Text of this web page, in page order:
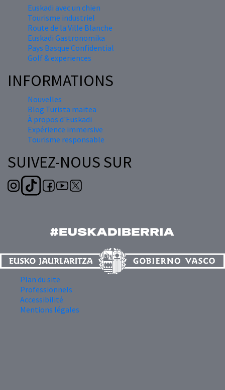
Euskadi avec un chien
Tourisme industriel
Route de la Ville Blanche
Euskadi Gastronomika
Pays Basque Confidential
Golf & experiences
INFORMATIONS
Nouvelles
Blog Turista maitea
À propos d'Euskadi
Expérience immersive
Tourisme responsable
SUIVEZ-NOUS SUR
Plan du site
Professionnels
Accessibilité
Mentions légales